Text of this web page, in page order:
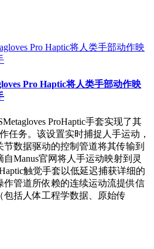
Pro Haptic将人类手部动作映
ProHaptic手套实现了其
任务。该设置实时捕捉人手运动，
数据驱动的控制管道将其传输到
Manus官网将人手运动映射到灵
触觉手套以低延迟捕获详细的
作管道所依赖的连续运动流提供信
包括人体工程学数据、原始传